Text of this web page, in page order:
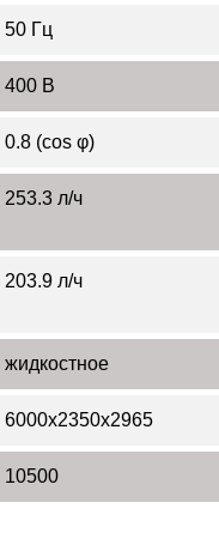
50 Гц
400 В
0.8 (cos φ)
253.3 л/ч
203.9 л/ч
жидкостное
6000x2350x2965
10500